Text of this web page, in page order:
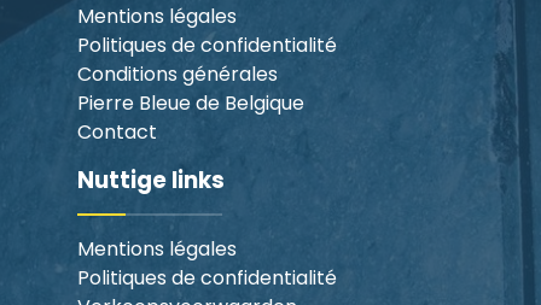
Mentions légales
Politiques de confidentialité
Conditions générales
Pierre Bleue de Belgique
Contact
Nuttige links
Mentions légales
Politiques de confidentialité